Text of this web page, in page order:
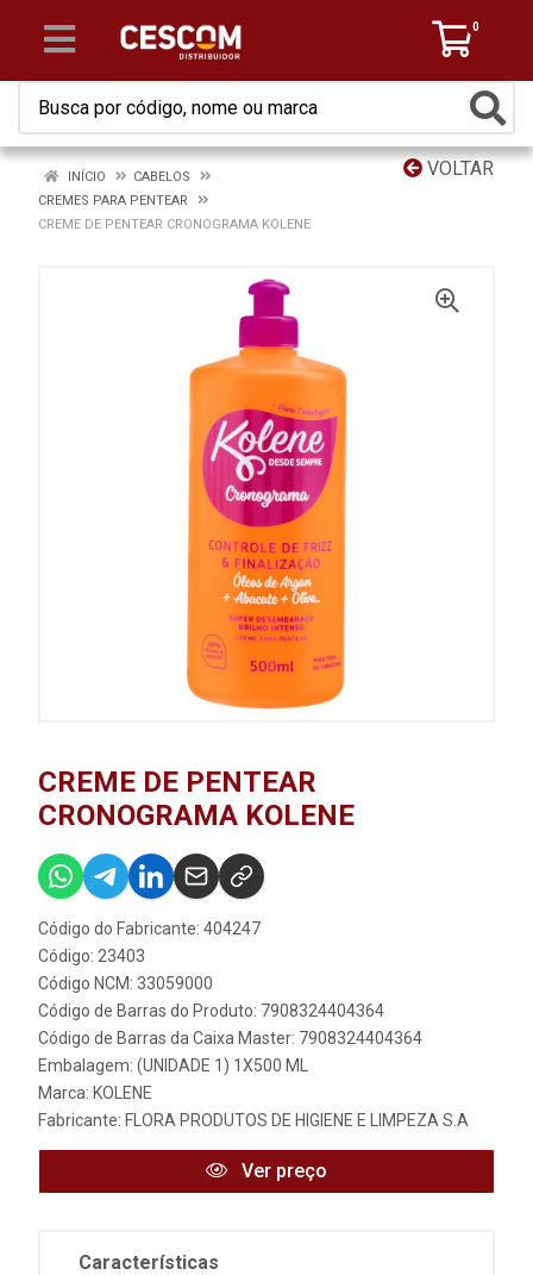
0
VOLTAR
INÍCIO
CABELOS
CREMES PARA PENTEAR
CREME DE PENTEAR CRONOGRAMA KOLENE
CREME DE PENTEAR
CRONOGRAMA KOLENE
Código do Fabricante: 404247
Código: 23403
Código NCM: 33059000
Código de Barras do Produto: 7908324404364
Código de Barras da Caixa Master: 7908324404364
Embalagem: (UNIDADE 1) 1X500 ML
Marca: KOLENE
Fabricante: FLORA PRODUTOS DE HIGIENE E LIMPEZA S.A
Ver preço
Características